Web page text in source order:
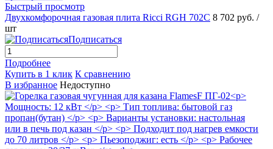
Быстрый просмотр
Двухкомфорочная газовая плита Ricci RGH 702C 8 702 руб. /
шт
Подписаться
Подробнее
Купить в 1 клик К сравнению
В избранное Недоступно